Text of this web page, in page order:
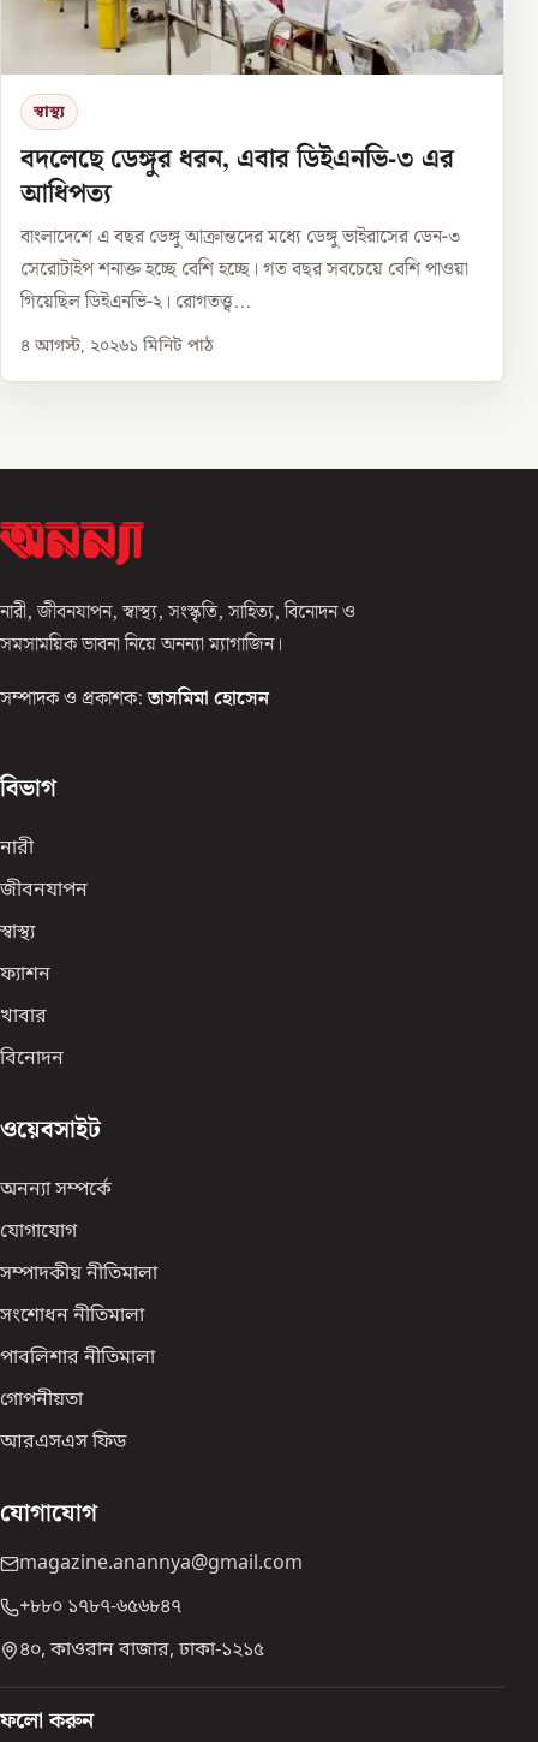
স্বাস্থ্য
বদলেছে ডেঙ্গুর ধরন, এবার ডিইএনভি-৩ এর
আধিপত্য
বাংলাদেশে এ বছর ডেঙ্গু আক্রান্তদের মধ্যে ডেঙ্গু ভাইরাসের ডেন-৩
সেরোটাইপ শনাক্ত হচ্ছে বেশি হচ্ছে। গত বছর সবচেয়ে বেশি পাওয়া
গিয়েছিল ডিইএনভি-২। রোগতত্ত্ব...
৪ আগস্ট, ২০২৬১ মিনিট পাঠ
নারী, জীবনযাপন, স্বাস্থ্য, সংস্কৃতি, সাহিত্য, বিনোদন ও
সমসাময়িক ভাবনা নিয়ে অনন্যা ম্যাগাজিন।
সম্পাদক ও প্রকাশক: তাসমিমা হোসেন
বিভাগ
নারী
জীবনযাপন
স্বাস্থ্য
ফ্যাশন
খাবার
বিনোদন
ওয়েবসাইট
অনন্যা সম্পর্কে
যোগাযোগ
সম্পাদকীয় নীতিমালা
সংশোধন নীতিমালা
পাবলিশার নীতিমালা
গোপনীয়তা
আরএসএস ফিড
যোগাযোগ
magazine.anannya@gmail.com
+৮৮০ ১৭৮৭-৬৫৬৮৪৭
৪০, কাওরান বাজার, ঢাকা-১২১৫
ফলো করুন